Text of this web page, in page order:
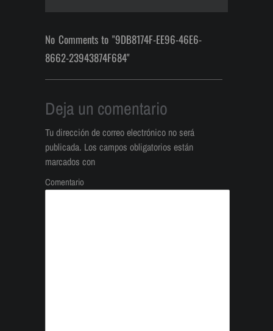
No Comments to "9DB8174F-EE96-46E6-
8662-23943874F684"
Deja un comentario
Tu dirección de correo electrónico no será
publicada. Los campos obligatorios están
marcados con
Comentario